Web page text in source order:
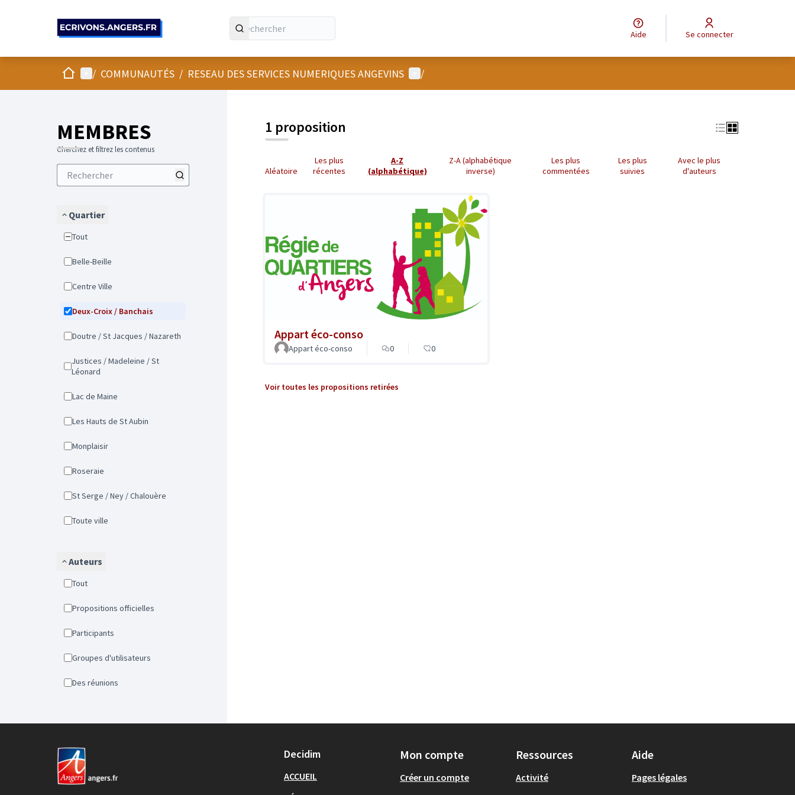
Aide Se connecter
AccueilMenu principal
/ COMMUNAUTÉS / RESEAU DES SERVICES NUMERIQUES ANGEVINS Menu utilisateur
/
MEMBRES
Cherchez et filtrez les contenus
Quartier
Tout
Belle-Beille
Centre Ville
Deux-Croix / Banchais
Doutre / St Jacques / Nazareth
Justices / Madeleine / St
Léonard
Lac de Maine
Les Hauts de St Aubin
Monplaisir
Roseraie
St Serge / Ney / Chalouère
Toute ville
Auteurs
Tout
Propositions officielles
Participants
Groupes d'utilisateurs
Des réunions
1 proposition
Aléatoire
Les plus
récentes
A-Z
(alphabétique)
Z-A (alphabétique
inverse)
Les plus
commentées
Les plus
suivies
Avec le plus
d'auteurs
Appart éco-conso
Appart éco-conso 0 0
Voir toutes les propositions retirées
Decidim
ACCUEIL
Mon compte
Créer un compte
Ressources
Activité
Aide
Pages légales